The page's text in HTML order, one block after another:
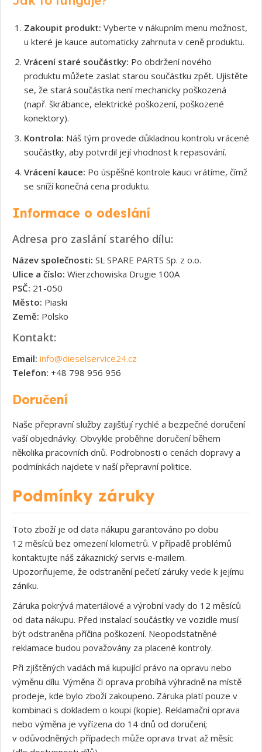
Zakoupit produkt: Vyberte v nákupním menu možnost,
u které je kauce automaticky zahrnuta v ceně produktu.
Vrácení staré součástky: Po obdržení nového
produktu můžete zaslat starou součástku zpět. Ujistěte
se, že stará součástka není mechanicky poškozená
(např. škrábance, elektrické poškození, poškozené
konektory).
Kontrola: Náš tým provede důkladnou kontrolu vrácené
součástky, aby potvrdil její vhodnost k repasování.
Vrácení kauce: Po úspěšné kontrole kauci vrátíme, čímž
se sníží konečná cena produktu.
Informace o odeslání
Adresa pro zaslání starého dílu:
Název společnosti: SL SPARE PARTS Sp. z o.o.
Ulice a číslo: Wierzchowiska Drugie 100A
PSČ: 21-050
Město: Piaski
Země: Polsko
Kontakt:
Email: info@dieselservice24.cz
Telefon: +48 798 956 956
Doručení
Naše přepravní služby zajišťují rychlé a bezpečné doručení
vaší objednávky. Obvykle proběhne doručení během
několika pracovních dnů. Podrobnosti o cenách dopravy a
podmínkách najdete v naší přepravní politice.
Podmínky záruky
Toto zboží je od data nákupu garantováno po dobu
12 měsíců bez omezení kilometrů. V případě problémů
kontaktujte náš zákaznický servis e‑mailem.
Upozorňujeme, že odstranění pečetí záruky vede k jejímu
zániku.
Záruka pokrývá materiálové a výrobní vady do 12 měsíců
od data nákupu. Před instalací součástky ve vozidle musí
být odstraněna příčina poškození. Neopodstatněné
reklamace budou považovány za placené kontroly.
Při zjištěných vadách má kupující právo na opravu nebo
výměnu dílu. Výměna či oprava probíhá výhradně na místě
prodeje, kde bylo zboží zakoupeno. Záruka platí pouze v
kombinaci s dokladem o koupi (kopie). Reklamační oprava
nebo výměna je vyřízena do 14 dnů od doručení;
v odůvodněných případech může oprava trvat až měsíc